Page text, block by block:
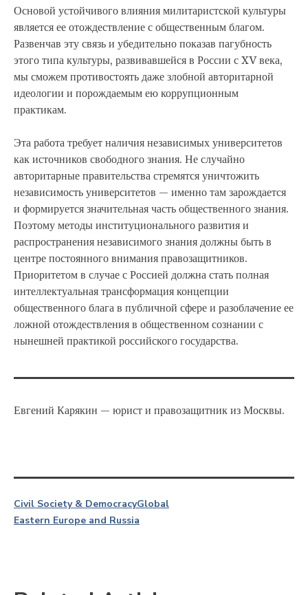
Основой устойчивого влияния милитаристской культуры
является ее отождествление с общественным благом.
Развенчав эту связь и убедительно показав пагубность
этого типа культуры, развивавшейся в России с XV века,
мы сможем противостоять даже злобной авторитарной
идеологии и порождаемым ею коррупционным
практикам.
Эта работа требует наличия независимых университетов
как источников свободного знания. Не случайно
авторитарные правительства стремятся уничтожить
независимость университетов — именно там зарождается
и формируется значительная часть общественного знания.
Поэтому методы институционального развития и
распространения независимого знания должны быть в
центре постоянного внимания правозащитников.
Приоритетом в случае с Россией должна стать полная
интеллектуальная трансформация концепции
общественного блага в публичной сфере и разоблачение ее
ложной отождествления в общественном сознании с
нынешней практикой российского государства.
Евгений Карякин — юрист и правозащитник из Москвы.
Civil Society & DemocracyGlobal
Eastern Europe and Russia